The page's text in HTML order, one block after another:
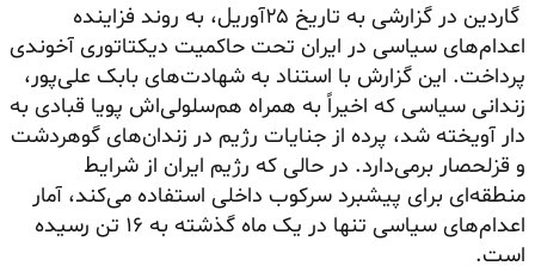
گاردین در گزارشی به تاریخ ۲۵آوریل، به روند فزاینده
اعدام‌های سیاسی در ایران تحت حاکمیت دیکتاتوری آخوندی
پرداخت. این گزارش با استناد به شهادت‌های بابک علی‌پور،
زندانی سیاسی که اخیراً به همراه هم‌سلولی‌اش پویا قبادی به
دار آویخته شد، پرده از جنایات رژیم در زندان‌های گوهردشت
و قزلحصار برمی‌دارد. در حالی که رژیم ایران از شرایط
منطقه‌ای برای پیشبرد سرکوب داخلی استفاده می‌کند، آمار
اعدام‌های سیاسی تنها در یک ماه گذشته به ۱۶ تن رسیده
است.